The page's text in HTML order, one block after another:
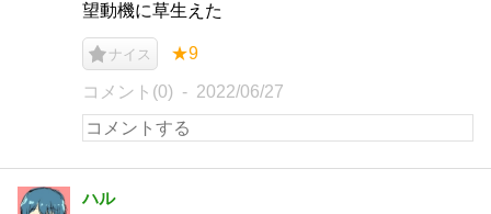
望動機に草生えた
ナイス ★9
コメント(0) 2022/06/27
ハル